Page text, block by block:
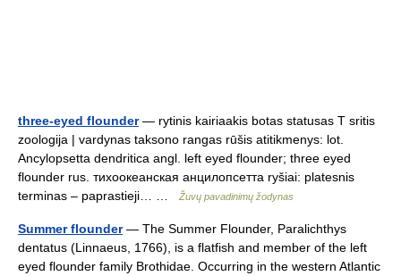
three-eyed flounder— rytinis kairiaakis botas statusas T sritis
zoologija | vardynas taksono rangas rūšis atitikmenys: lot.
Ancylopsetta dendritica angl. left eyed flounder; three eyed
flounder rus. тихоокеанская анцилопсетта ryšiai: platesnis
terminas – paprastieji… …
Žuvų pavadinimų žodynas
Summer flounder— The Summer Flounder, Paralichthys
dentatus (Linnaeus, 1766), is a flatfish and member of the left
eyed flounder family Brothidae. Occurring in the western Atlantic